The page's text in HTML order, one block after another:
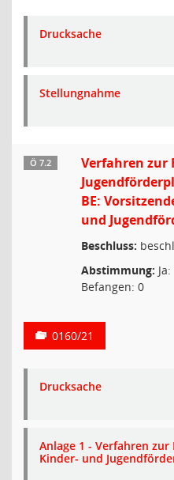
Drucksache
Stellungnahme
Ö 7.2
Verfahren zur
BE:
und
Beschluss:
Abstimmung:
Befangen: 0
0160/21
Drucksache
Anlage 1 - Verfahren
Kinder- und